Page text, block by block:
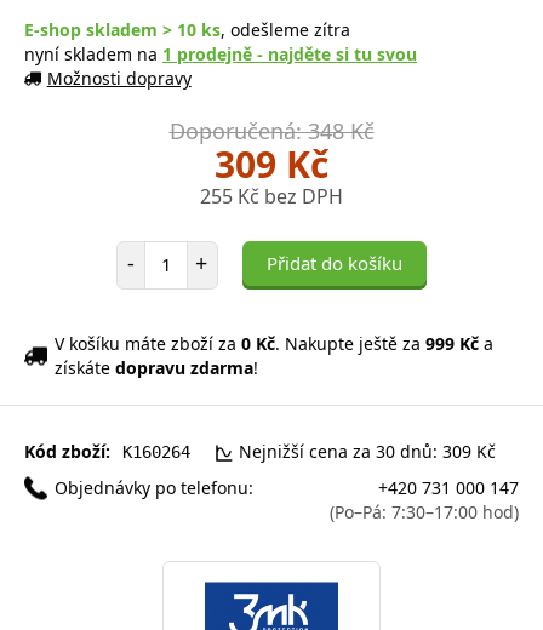
E-shop skladem > 10 ks, odešleme zítra
nyní skladem na 1 prodejně - najděte si tu svou
Možnosti dopravy
Doporučená: 348 Kč
309 Kč
255 Kč bez DPH
- Počet položek
+ Přidat do košíku
V košíku máte zboží za 0 Kč. Nakupte ještě za 999 Kč a
získáte dopravu zdarma!
Kód zboží: K160264
Nejnižší cena za 30 dnů: 309 Kč
Objednávky po telefonu:
+420 731 000 147
(Po–Pá: 7:30–17:00 hod)